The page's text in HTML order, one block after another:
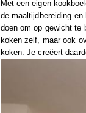
Met een eigen
de maaltijdbereiding
doen om op gewicht te
koken zelf, maar ook
koken. Je creëert